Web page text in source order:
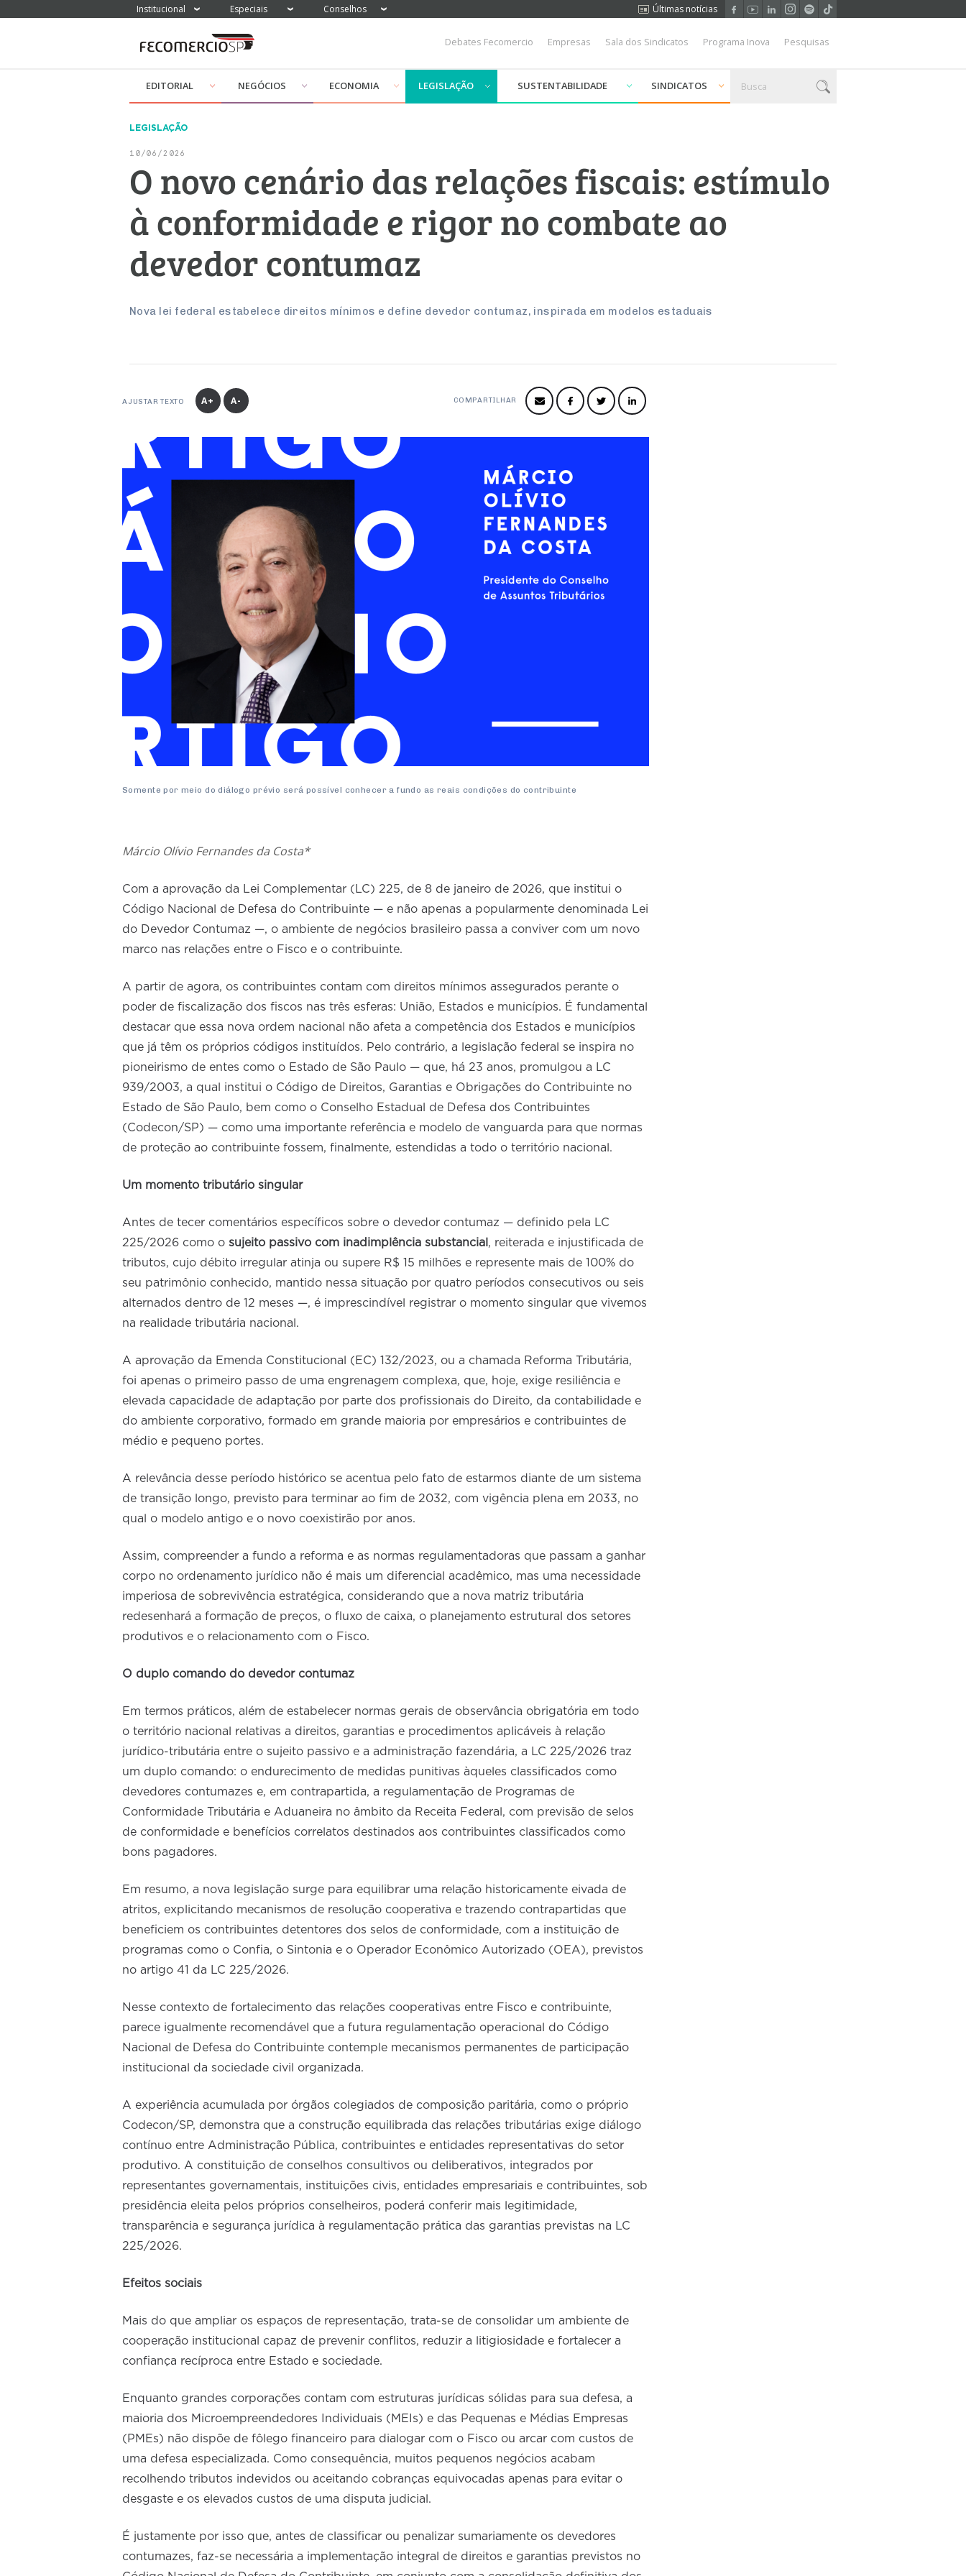
Institucional Especiais Conselhos Últimas notícias
Debates Fecomercio Empresas Sala dos Sindicatos Programa Inova Pesquisas
EDITORIAL NEGÓCIOS ECONOMIA LEGISLAÇÃO SUSTENTABILIDADE SINDICATOS
LEGISLAÇÃO
10/06/2026
O novo cenário das relações fiscais: estímulo
à conformidade e rigor no combate ao
devedor contumaz
Nova lei federal estabelece direitos mínimos e define devedor contumaz, inspirada em modelos estaduais
AJUSTAR TEXTO A+ A- COMPARTILHAR
Somente por meio do diálogo prévio será possível conhecer a fundo as reais condições do contribuinte
Márcio Olívio Fernandes da Costa*
Com a aprovação da Lei Complementar (LC) 225, de 8 de janeiro de 2026, que institui o
Código Nacional de Defesa do Contribuinte — e não apenas a popularmente denominada Lei
do Devedor Contumaz —, o ambiente de negócios brasileiro passa a conviver com um novo
marco nas relações entre o Fisco e o contribuinte.
A partir de agora, os contribuintes contam com direitos mínimos assegurados perante o
poder de fiscalização dos fiscos nas três esferas: União, Estados e municípios. É fundamental
destacar que essa nova ordem nacional não afeta a competência dos Estados e municípios
que já têm os próprios códigos instituídos. Pelo contrário, a legislação federal se inspira no
pioneirismo de entes como o Estado de São Paulo — que, há 23 anos, promulgou a LC
939/2003, a qual institui o Código de Direitos, Garantias e Obrigações do Contribuinte no
Estado de São Paulo, bem como o Conselho Estadual de Defesa dos Contribuintes
(Codecon/SP) — como uma importante referência e modelo de vanguarda para que normas
de proteção ao contribuinte fossem, finalmente, estendidas a todo o território nacional.
Um momento tributário singular
Antes de tecer comentários específicos sobre o devedor contumaz — definido pela LC
225/2026 como o sujeito passivo com inadimplência substancial , reiterada e injustificada de
tributos, cujo débito irregular atinja ou supere R$ 15 milhões e represente mais de 100% do
seu patrimônio conhecido, mantido nessa situação por quatro períodos consecutivos ou seis
alternados dentro de 12 meses —, é imprescindível registrar o momento singular que vivemos
na realidade tributária nacional.
A aprovação da Emenda Constitucional (EC) 132/2023, ou a chamada Reforma Tributária,
foi apenas o primeiro passo de uma engrenagem complexa, que, hoje, exige resiliência e
elevada capacidade de adaptação por parte dos profissionais do Direito, da contabilidade e
do ambiente corporativo, formado em grande maioria por empresários e contribuintes de
médio e pequeno portes.
A relevância desse período histórico se acentua pelo fato de estarmos diante de um sistema
de transição longo, previsto para terminar ao fim de 2032, com vigência plena em 2033, no
qual o modelo antigo e o novo coexistirão por anos.
Assim, compreender a fundo a reforma e as normas regulamentadoras que passam a ganhar
corpo no ordenamento jurídico não é mais um diferencial acadêmico, mas uma necessidade
imperiosa de sobrevivência estratégica, considerando que a nova matriz tributária
redesenhará a formação de preços, o fluxo de caixa, o planejamento estrutural dos setores
produtivos e o relacionamento com o Fisco.
O duplo comando do devedor contumaz
Em termos práticos, além de estabelecer normas gerais de observância obrigatória em todo
o território nacional relativas a direitos, garantias e procedimentos aplicáveis à relação
jurídico-tributária entre o sujeito passivo e a administração fazendária, a LC 225/2026 traz
um duplo comando: o endurecimento de medidas punitivas àqueles classificados como
devedores contumazes e, em contrapartida, a regulamentação de Programas de
Conformidade Tributária e Aduaneira no âmbito da Receita Federal, com previsão de selos
de conformidade e benefícios correlatos destinados aos contribuintes classificados como
bons pagadores.
Em resumo, a nova legislação surge para equilibrar uma relação historicamente eivada de
atritos, explicitando mecanismos de resolução cooperativa e trazendo contrapartidas que
beneficiem os contribuintes detentores dos selos de conformidade, com a instituição de
programas como o Confia, o Sintonia e o Operador Econômico Autorizado (OEA), previstos
no artigo 41 da LC 225/2026.
Nesse contexto de fortalecimento das relações cooperativas entre Fisco e contribuinte,
parece igualmente recomendável que a futura regulamentação operacional do Código
Nacional de Defesa do Contribuinte contemple mecanismos permanentes de participação
institucional da sociedade civil organizada.
A experiência acumulada por órgãos colegiados de composição paritária, como o próprio
Codecon/SP, demonstra que a construção equilibrada das relações tributárias exige diálogo
contínuo entre Administração Pública, contribuintes e entidades representativas do setor
produtivo. A constituição de conselhos consultivos ou deliberativos, integrados por
representantes governamentais, instituições civis, entidades empresariais e contribuintes, sob
presidência eleita pelos próprios conselheiros, poderá conferir mais legitimidade,
transparência e segurança jurídica à regulamentação prática das garantias previstas na LC
225/2026.
Efeitos sociais
Mais do que ampliar os espaços de representação, trata-se de consolidar um ambiente de
cooperação institucional capaz de prevenir conflitos, reduzir a litigiosidade e fortalecer a
confiança recíproca entre Estado e sociedade.
Enquanto grandes corporações contam com estruturas jurídicas sólidas para sua defesa, a
maioria dos Microempreendedores Individuais (MEIs) e das Pequenas e Médias Empresas
(PMEs) não dispõe de fôlego financeiro para dialogar com o Fisco ou arcar com custos de
uma defesa especializada. Como consequência, muitos pequenos negócios acabam
recolhendo tributos indevidos ou aceitando cobranças equivocadas apenas para evitar o
desgaste e os elevados custos de uma disputa judicial.
É justamente por isso que, antes de classificar ou penalizar sumariamente os devedores
contumazes, faz-se necessária a implementação integral de direitos e garantias previstos no